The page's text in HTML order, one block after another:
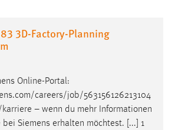
3D-Factory-Planning
Online-Portal:
careers/job/563156126213104
– wenn du mehr Informationen
bei Siemens erhalten möchtest. [...] 1
Seitenauslieferung wird in diesem Cookie